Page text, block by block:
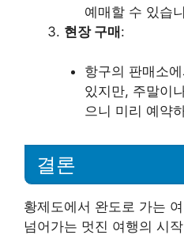
예매할 수 있습
현장 구매:
항구의 판매소
있지만, 주말이
으니 미리 예약
결론
황제도에서 완도로 가는
넘어가는 멋진 여행의 시